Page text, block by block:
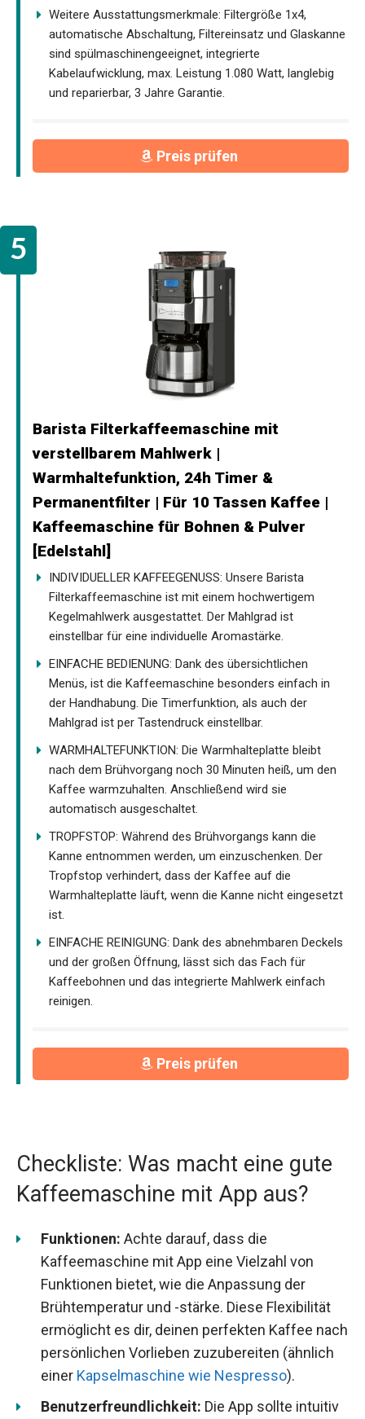
Weitere Ausstattungsmerkmale: Filtergröße 1x4,
automatische Abschaltung, Filtereinsatz und Glaskanne
sind spülmaschinengeeignet, integrierte
Kabelaufwicklung, max. Leistung 1.080 Watt, langlebig
und reparierbar, 3 Jahre Garantie.
Preis prüfen
Barista Filterkaffeemaschine mit
verstellbarem Mahlwerk |
Warmhaltefunktion, 24h Timer &
Permanentfilter | Für 10 Tassen Kaffee |
Kaffeemaschine für Bohnen & Pulver
[Edelstahl]
INDIVIDUELLER KAFFEEGENUSS: Unsere Barista
Filterkaffeemaschine ist mit einem hochwertigem
Kegelmahlwerk ausgestattet. Der Mahlgrad ist
einstellbar für eine individuelle Aromastärke.
EINFACHE BEDIENUNG: Dank des übersichtlichen
Menüs, ist die Kaffeemaschine besonders einfach in
der Handhabung. Die Timerfunktion, als auch der
Mahlgrad ist per Tastendruck einstellbar.
WARMHALTEFUNKTION: Die Warmhalteplatte bleibt
nach dem Brühvorgang noch 30 Minuten heiß, um den
Kaffee warmzuhalten. Anschließend wird sie
automatisch ausgeschaltet.
TROPFSTOP: Während des Brühvorgangs kann die
Kanne entnommen werden, um einzuschenken. Der
Tropfstop verhindert, dass der Kaffee auf die
Warmhalteplatte läuft, wenn die Kanne nicht eingesetzt
ist.
EINFACHE REINIGUNG: Dank des abnehmbaren Deckels
und der großen Öffnung, lässt sich das Fach für
Kaffeebohnen und das integrierte Mahlwerk einfach
reinigen.
Preis prüfen
Checkliste: Was macht eine gute
Kaffeemaschine mit App aus?
Funktionen: Achte darauf, dass die
Kaffeemaschine mit App eine Vielzahl von
Funktionen bietet, wie die Anpassung der
Brühtemperatur und -stärke. Diese Flexibilität
ermöglicht es dir, deinen perfekten Kaffee nach
persönlichen Vorlieben zuzubereiten (ähnlich
einer Kapselmaschine wie Nespresso).
Benutzerfreundlichkeit: Die App sollte intuitiv